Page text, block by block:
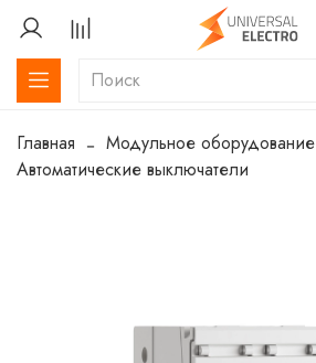
Главная
Модульное оборудование
Автоматические выключатели